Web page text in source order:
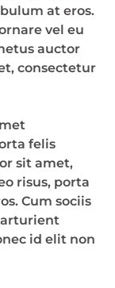
at eros.
vel eu
auctor
consectetur
felis
sit amet,
risus, porta
Cum sociis
id elit non